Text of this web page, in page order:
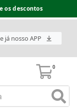
os descontos
já nosso APP
0